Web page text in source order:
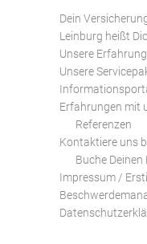
Dein
Leinburg heißt
Unsere
Unsere
Erfahrungen mit
Referenzen
Kontaktiere uns
Buche
Impressum /